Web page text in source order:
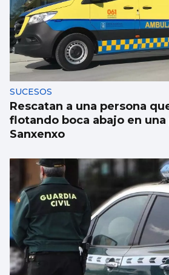
Galicia gana más de
último año gracias a la
migrantes
SUCESOS
Rescatan a una persona
flotando boca abajo en una
Sanxenxo